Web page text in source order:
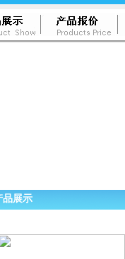
品展示